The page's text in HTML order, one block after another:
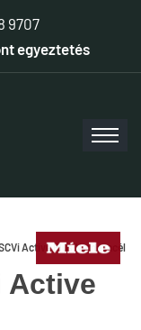
9707
egyeztetés
Active Plus Nemesacél
Active